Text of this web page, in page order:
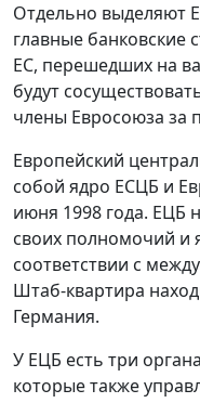
Отдельно выделяют
главные банковские
ЕС, перешедших на
будут
члены Евросоюза за
Европейский
собой ядро ​​ЕСЦБ и
июня 1998 года. ЕЦБ
своих полномочий и
соответствии с
Штаб-квартира
Германия.
У ЕЦБ есть три
которые также